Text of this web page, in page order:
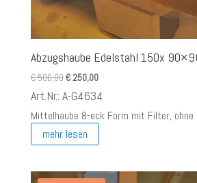
Abzugshaube Edelstahl 150x
€500,00Ursprünglicher
Preis
€ 500,00
€250,00Aktueller
Preis
€ 250,00.
Art.Nr.: A-G4634
Mittelhaube 8-eck Form mit Filter, ohne
mehr lesen